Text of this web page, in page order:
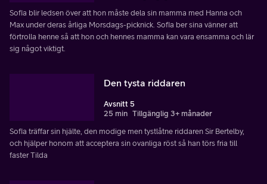
Sofia blir ledsen över att hon måste dela sin mamma med Hanna och
Max under deras årliga Morsdags-picknick. Sofia ber sina vänner att
förtrolla henne så att hon och hennes mamma kan vara ensamma och lär
sig något viktigt.
Den tysta riddaren
Avsnitt 5
25 min Tillgänglig 3+ månader
Sofia träffar sin hjälte, den modige men tystlåtne riddaren Sir Bertelby,
och hjälper honom att acceptera sin ovanliga röst så han törs fria till
faster Tilda